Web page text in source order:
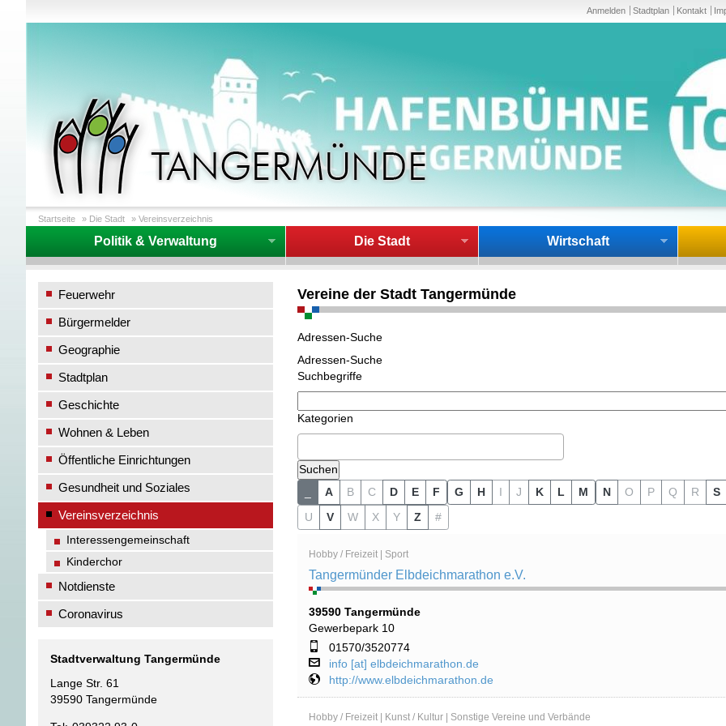
Anmelden Stadtplan Kontakt
Startseite » Die Stadt » Vereinsverzeichnis
Politik & Verwaltung Die Stadt Wirtschaft
Vereine der Stadt Tangermünde
Adressen-Suche
Adressen-Suche
Suchbegriffe
Kategorien
A B C D E F G H I J K L M N O P Q R
S
U
V W X Y Z #
Hobby / Freizeit | Sport
Tangermünder Elbdeichmarathon e.V.
39590 Tangermünde
Gewerbepark 10
01570/3520774
info [at] elbdeichmarathon.de
http://www.elbdeichmarathon.de
Hobby / Freizeit | Kunst / Kultur | Sonstige Vereine und Verbände
Feuerwehr
Bürgermelder
Geographie
Stadtplan
Geschichte
Wohnen & Leben
Öffentliche Einrichtungen
Gesundheit und Soziales
Vereinsverzeichnis
Interessengemeinschaft
Kinderchor
Notdienste
Coronavirus
Stadtverwaltung Tangermünde
Lange Str. 61
39590 Tangermünde